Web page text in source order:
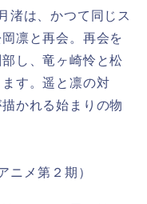
渚は、かつて同じス
凛と再会。再会を
し、竜ヶ崎怜と松
す。遥と凛の対
かれる始まりの物
メ第２期）